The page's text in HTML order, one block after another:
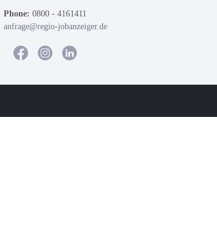
Phone: 0800 - 4161411
anfrage@regio-jobanzeiger.de